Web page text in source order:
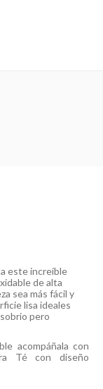
este increíble
de alta
sea más fácil y
lisa ideales
pero
acompáñala con
Té con diseño